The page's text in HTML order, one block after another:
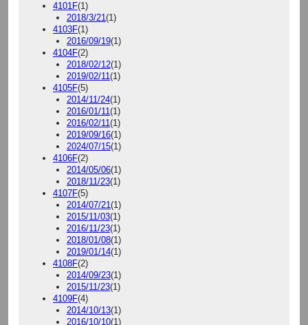
4101F(1)
2018/3/21 (1)
4103F(1)
2016/09/19(1)
4104F(2)
2018/02/12(1)
2019/02/11 (1)
4105F(5)
2014/11/24(1)
2016/01/11 (1)
2016/02/11 (1)
2019/09/16(1)
2024/07/15(1)
4106F(2)
2014/05/06(1)
2018/11/23(1)
4107F(5)
2014/07/21 (1)
2015/11/03(1)
2016/11/23(1)
2018/01/08(1)
2019/01/14(1)
4108F(2)
2014/09/23(1)
2015/11/23(1)
4109F(4)
2014/10/13(1)
2016/10/10(1)